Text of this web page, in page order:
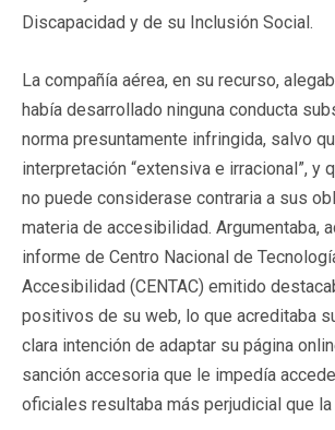
Discapacidad y de su Inclusión Social.
La compañía aérea, en su recurso,
había desarrollado ninguna conducta
norma presuntamente infringida, salvo
interpretación “extensiva e irracional”, y
no puede considerase contraria a sus
materia de accesibilidad. Argumentaba,
informe de Centro Nacional de
Accesibilidad (CENTAC) emitido
positivos de su web, lo que acreditaba
clara intención de adaptar su página
sanción accesoria que le impedía
oficiales resultaba más perjudicial que la